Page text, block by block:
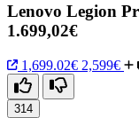
Lenovo Legion
1.699,02€
1,699.02€ 2,599€
314